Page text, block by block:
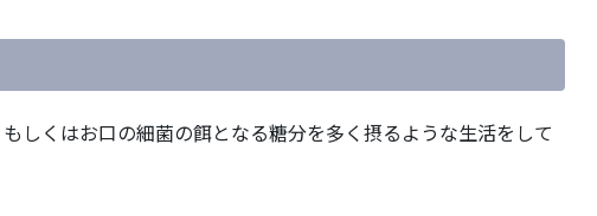
しくはお口の細菌の餌となる糖分を多く摂るような生活をして